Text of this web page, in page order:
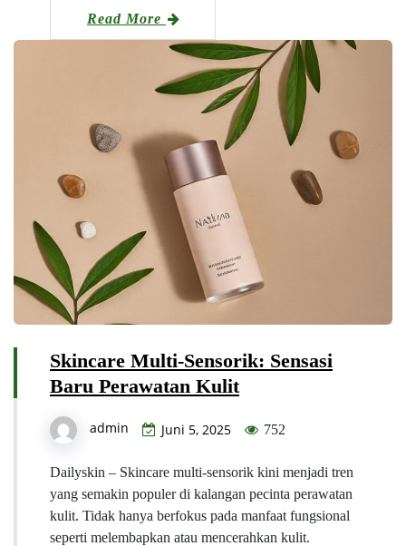
Read More
Skincare Multi-Sensorik: Sensasi
Baru Perawatan Kulit
admin Juni 5, 2025 752
Dailyskin – Skincare multi-sensorik kini menjadi tren
yang semakin populer di kalangan pecinta perawatan
kulit. Tidak hanya berfokus pada manfaat fungsional
seperti melembapkan atau mencerahkan kulit.